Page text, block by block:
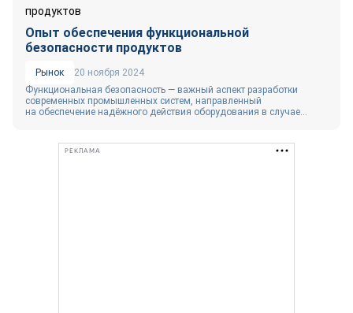
Опыт обеспечения функциональной
безопасности продуктов
Рынок
20 ноября 2024
Функциональная безопасность — важный аспект разработки
современных промышленных систем, направленный
на обеспечение надёжного действия оборудования в случае...
РЕКЛАМА